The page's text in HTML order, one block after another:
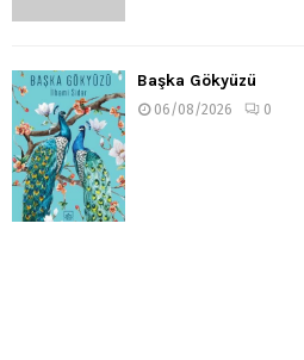
Başka Gökyüzü
06/08/2026 0